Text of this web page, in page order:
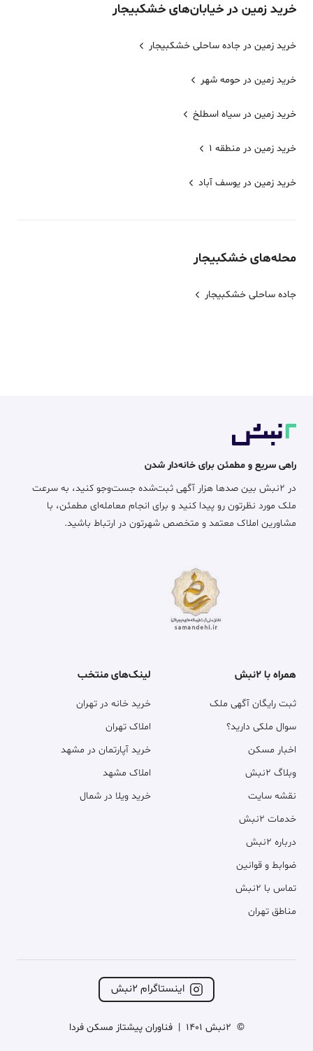
خرید زمین در خیابان‌های خشکبیجار
خرید زمین در جاده ساحلی خشکبیجار
خرید زمین در حومه شهر
خرید زمین در سیاه اسطلخ
خرید زمین در منطقه 1
خرید زمین در یوسف آباد
محله‌های خشکبیجار
جاده ساحلی خشکبیجار
راهی سریع و مطمئن برای خانه‌دار شدن
در ۲نبش بین صدها هزار آگهی ثبت‌شده جست‌وجو کنید، به سرعت
ملک مورد نظرتون رو پیدا کنید و برای انجام معامله‌ای مطمئن، با
مشاورین املاک معتمد و متخصص شهرتون در ارتباط باشید.
همراه با ۲نبش
ثبت رایگان آگهی ملک
سوال ملکی دارید؟
اخبار مسکن
وبلاگ ۲نبش
نقشه سایت
خدمات ۲نبش
درباره ۲نبش
ضوابط و قوانین
تماس با ۲نبش
مناطق تهران
لینک‌های منتخب
خرید خانه در تهران
املاک تهران
خرید آپارتمان در مشهد
املاک مشهد
خرید ویلا در شمال
اینستاگرام ۲نبش
© 2نبش 1401 | فناوران پیشتاز مسکن فردا